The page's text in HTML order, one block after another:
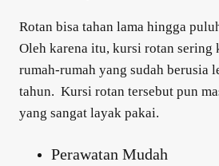
Rotan bisa tahan lama hingga
Oleh karena itu, kursi rotan sering
rumah-rumah yang sudah berusia
tahun. Kursi rotan tersebut pun
yang sangat layak pakai.
Perawatan Mudah